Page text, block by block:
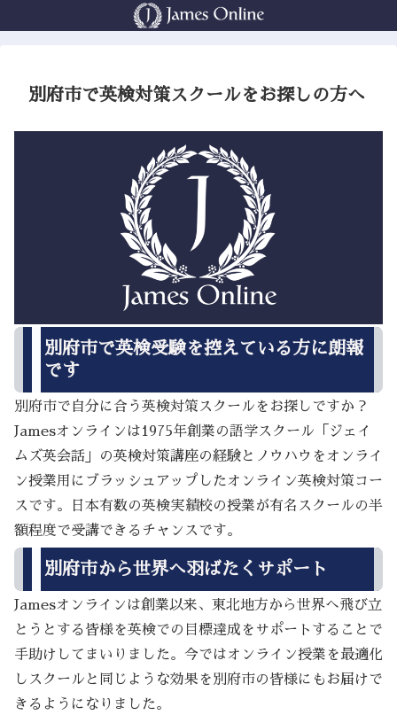
別府市で英検対策スクールをお探しの方へ
別府市で英検受験を控えている方に朗報
です
別府市で自分に合う英検対策スクールをお探しですか？
Jamesオンラインは1975年創業の語学スクール「ジェイ
ムズ英会話」の英検対策講座の経験とノウハウをオンライ
ン授業用にブラッシュアップしたオンライン英検対策コー
スです。日本有数の英検実績校の授業が有名スクールの半
額程度で受講できるチャンスです。
別府市から世界へ羽ばたくサポート
Jamesオンラインは創業以来、東北地方から世界へ飛び立
とうとする皆様を英検での目標達成をサポートすることで
手助けしてまいりました。今ではオンライン授業を最適化
しスクールと同じような効果を別府市の皆様にもお届けで
きるようになりました。